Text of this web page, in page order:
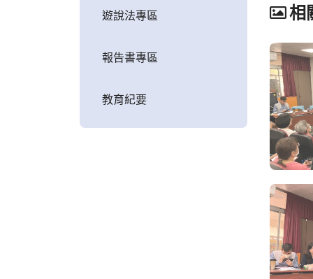
遊說法專區
報告書專區
教育紀要
相